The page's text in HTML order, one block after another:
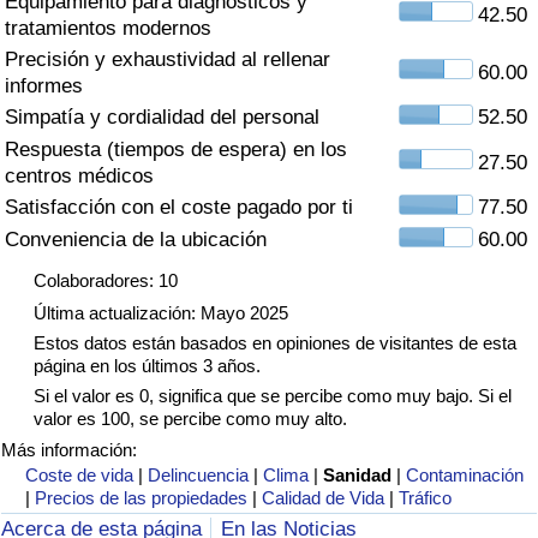
tratamientos modernos
42.50
Precisión y exhaustividad al rellenar
informes
60.00
Simpatía y cordialidad del personal
52.50
Respuesta (tiempos de espera) en los
centros médicos
27.50
Satisfacción con el coste pagado por ti
77.50
Conveniencia de la ubicación
60.00
Colaboradores: 10
Última actualización: Mayo 2025
Estos datos están basados en opiniones de visitantes de esta
página en los últimos 3 años.
Si el valor es 0, significa que se percibe como muy bajo. Si el
valor es 100, se percibe como muy alto.
Más información:
Coste de vida | Delincuencia |Clima |Sanidad |Contaminación
| Precios de las propiedades |Calidad de Vida |Tráfico
Acerca de esta página En las Noticias
Índice de criminalidad por país
Sanidad
Índice de Sanidad (Actual)
Índice de Sanidad
Contaminación
Índice de Contaminación (Actual)
Índice de contaminación
Índice de Contaminación por País